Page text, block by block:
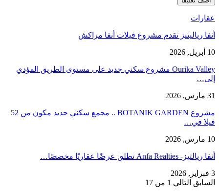
عقارات
أنفا رياليتيز تقدم مشروع فيلات أنفا مراكش
10 أبريل, 2026
Ourika Valley مشروع سكني جديد على مستوى الطريق المؤدي
إلى…
31 مارس, 2026
مشروع BOTANIK GARDEN .. مجمع سكني جديد مكون من 52
فيلا في…
10 مارس, 2026
أنفا ريالتيز- Anfa Realties تطلق عرضًا عقاريًا مخصصًا…
3 فبراير, 2026
السابق التالي 1 من 17